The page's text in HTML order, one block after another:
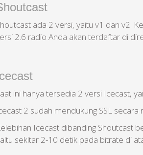
ada 2 versi, yaitu v1 dan v2.
2.6 radio Anda akan terdaftar di
ini hanya tersedia 2 versi Icecast,
2 sudah mendukung SSL secara
Icecast dibanding Shoutcast
sekitar 2-10 detik pada bitrate di